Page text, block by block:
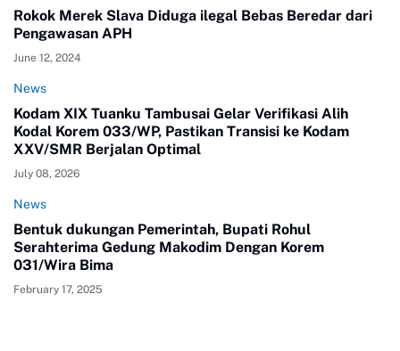
Rokok Merek Slava Diduga ilegal Bebas Beredar dari
Pengawasan APH
June 12, 2024
News
Kodam XIX Tuanku Tambusai Gelar Verifikasi Alih
Kodal Korem 033/WP, Pastikan Transisi ke Kodam
XXV/SMR Berjalan Optimal
July 08, 2026
News
Bentuk dukungan Pemerintah, Bupati Rohul
Serahterima Gedung Makodim Dengan Korem
031/Wira Bima
February 17, 2025